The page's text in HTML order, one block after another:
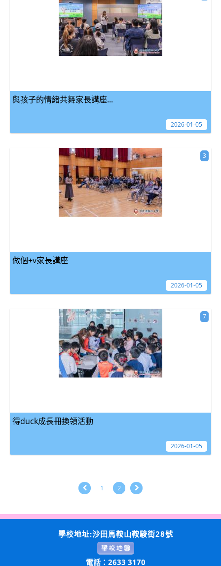
與孩子的情緒共舞家長講座...
2026-01-05
做個+v家長講座
3
2026-01-05
得duck成長冊換領活動
7
2026-01-05
1 2
學校地址:沙田馬鞍山鞍駿街28號
電話：2633 3170